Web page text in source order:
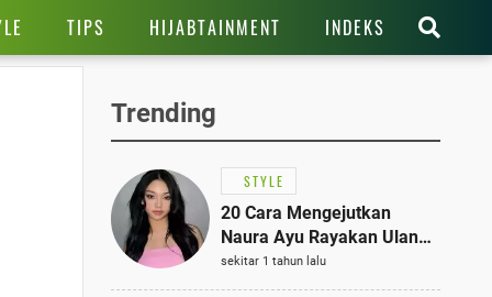
TIPS HIJABTAINMENT INDEKS
Trending
STYLE
20 Cara Mengejutkan
Naura Ayu Rayakan Ulang
Tahun di Panti Asuhan,
Terlihat Anggun dengan
sekitar 1 tahun lalu